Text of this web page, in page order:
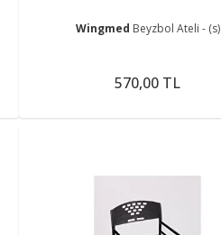
Wingmed Beyzbol Ateli - (s)
570,00 TL